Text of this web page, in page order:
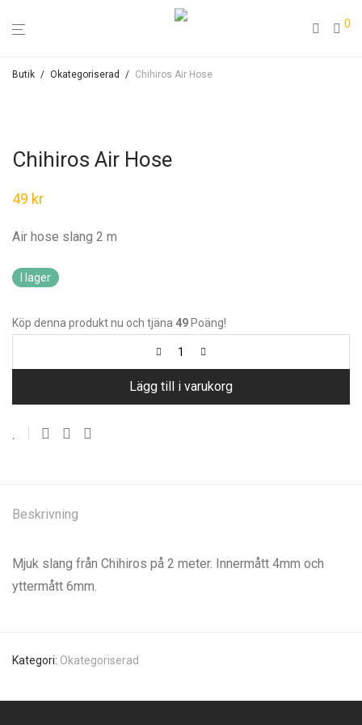
0
Butik / Okategoriserad / Chihiros Air Hose
Chihiros Air Hose
49 kr
Air hose slang 2 m
I lager
Köp denna produkt nu och tjäna 49 Poäng!
Lägg till i varukorg
Beskrivning
Mjuk slang från Chihiros på 2 meter. Innermått 4mm och
yttermått 6mm.
Kategori: Okategoriserad